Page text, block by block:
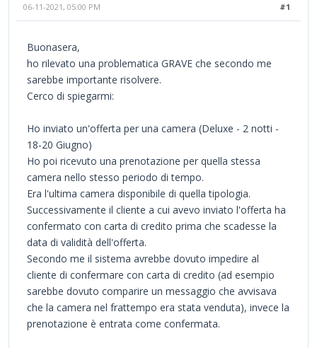
#1
06-11-2021, 05:00 PM
Buonasera,
ho rilevato una problematica GRAVE che secondo me
sarebbe importante risolvere.
Cerco di spiegarmi:
Ho inviato un'offerta per una camera (Deluxe - 2 notti -
18-20 Giugno)
Ho poi ricevuto una prenotazione per quella stessa
camera nello stesso periodo di tempo.
Era l'ultima camera disponibile di quella tipologia.
Successivamente il cliente a cui avevo inviato l'offerta ha
confermato con carta di credito prima che scadesse la
data di validità dell'offerta.
Secondo me il sistema avrebbe dovuto impedire al
cliente di confermare con carta di credito (ad esempio
sarebbe dovuto comparire un messaggio che avvisava
che la camera nel frattempo era stata venduta), invece la
prenotazione è entrata come confermata.